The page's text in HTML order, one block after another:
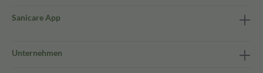
Sanicare App
Unternehmen